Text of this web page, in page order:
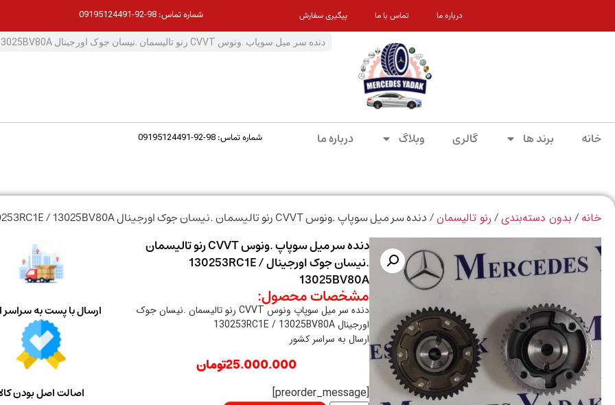
درباره ما تماس با ما پیگیری سفارش شماره تماس: 98-92-09195124491
خانه برند ها گالری وبلاگ درباره ما شماره تماس: 98-92-09195124491
خانه / بدون دسته‌بندی/ رنو تالیسمان/ دنده سر میل سوپاپ .ونوس CVVT رنو تالیسمان .نیسان جوک اورجینال 130253RC1E / 13025BV80A
دنده سر میل سوپاپ .ونوس CVVT رنو تالیسمان
.نیسان جوک اورجینال 130253RC1E /
13025BV80A
مشخصات محصول:
دنده سر میل سوپاپ ونوس CVVT رنو تالیسمان .نیسان جوک
اورجینال 130253RC1E / 13025BV80A
ارسال به سراسر کشور
25.000.000تومان
[preorder_message]
ارسال با پست به سراسر
اصالت اصل بودن